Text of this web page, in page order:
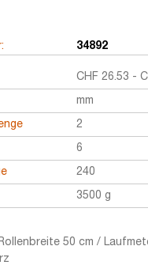
34892
CHF 26.53 -
mm
2
6
240
3500 g
50 cm /